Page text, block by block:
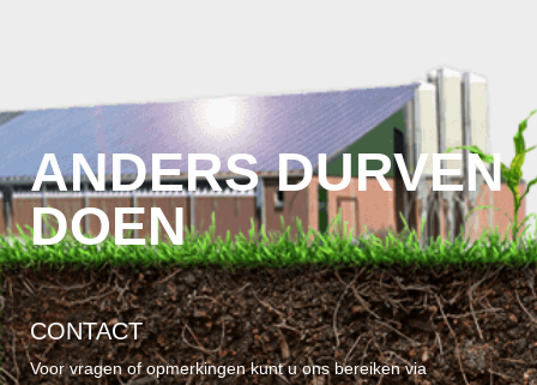
ANDERS DURVEN
DOEN
CONTACT
Voor vragen of opmerkingen kunt u ons bereiken via